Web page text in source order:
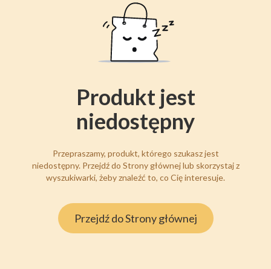
Produkt jest
niedostępny
Przepraszamy, produkt, którego szukasz jest
niedostępny. Przejdź do Strony głównej lub skorzystaj z
wyszukiwarki, żeby znaleźć to, co Cię interesuje.
Przejdź do Strony głównej